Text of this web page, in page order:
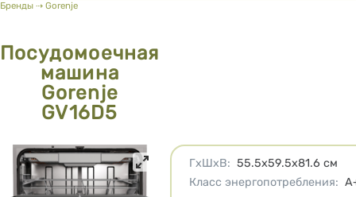
Вы здесь
Бренды ⇢ Gorenje
Посудомоечная
машина
Gorenje
GV16D5
Характеристики
ГхШхВ: 55.5x59.5x81.6 см
Класс энергопотребления: